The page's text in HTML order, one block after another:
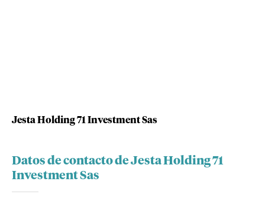
Jesta Holding 71 Investment Sas
Datos de contacto de Jesta Holding 71
Investment Sas